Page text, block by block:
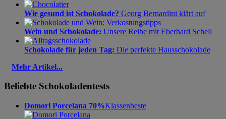
Wie gesund ist Schokolade? Georg Bernardini klärt auf
Wein und Schokolade: Unsere Reihe mit Eberhard Schell
Schokolade für jeden Tag: Die perfekte Hausschokolade
Mehr Artikel...
Beliebte Schokoladentests
Domori Porcelana 70%Klassenbeste